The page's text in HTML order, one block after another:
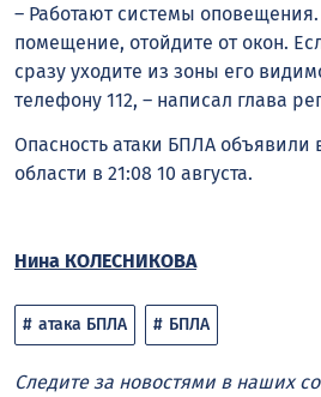
– Работают системы
помещение, отойдите от окон.
сразу уходите из зоны его
телефону 112, – написал глава
Опасность атаки БПЛА объявили
области в 21:08 10 августа.
Нина КОЛЕСНИКОВА
атака БПЛА БПЛА
Следите за новостями в наших